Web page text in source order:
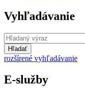
Vyhľadávanie
Hľadať
rozšírené vyhľadávanie
E-služby